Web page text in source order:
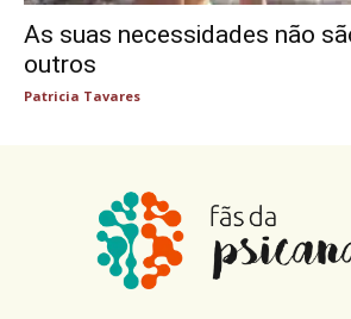
As suas necessidades não
outros
Patricia Tavares